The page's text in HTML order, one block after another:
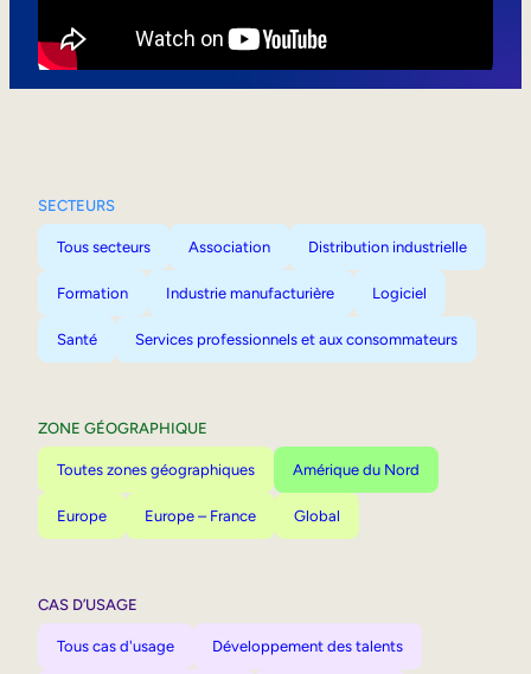
SECTEURS
Tous secteurs Association Distribution industrielle
Formation Industrie manufacturière Logiciel
Santé Services professionnels et aux consommateurs
ZONE GÉOGRAPHIQUE
Toutes zones géographiques Amérique du Nord
Europe Europe – France Global
CAS D’USAGE
Tous cas d'usage Développement des talents